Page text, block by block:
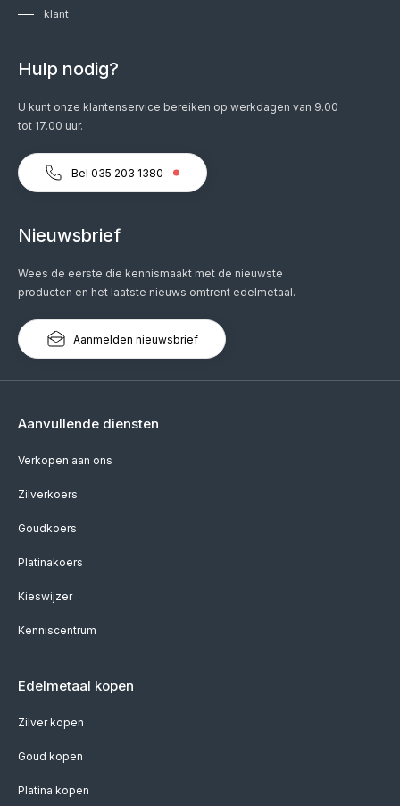
klant
Hulp nodig?
U kunt onze klantenservice bereiken op werkdagen van 9.00
tot 17.00 uur.
Bel 035 203 1380
Nieuwsbrief
Wees de eerste die kennismaakt met de nieuwste
producten en het laatste nieuws omtrent edelmetaal.
Aanmelden nieuwsbrief
Aanvullende diensten
Verkopen aan ons
Zilverkoers
Goudkoers
Platinakoers
Kieswijzer
Kenniscentrum
Edelmetaal kopen
Zilver kopen
Goud kopen
Platina kopen